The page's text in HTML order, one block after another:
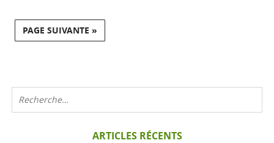
PAGE SUIVANTE »
ARTICLES RÉCENTS